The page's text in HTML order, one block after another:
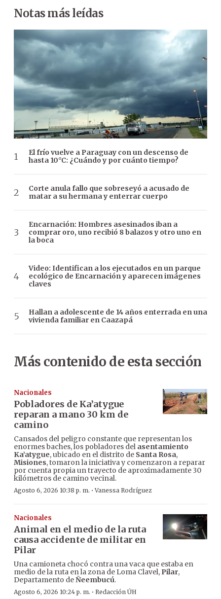
Notas más leídas
El frío vuelve a Paraguay con un descenso de
hasta 10°C: ¿Cuándo y por cuánto tiempo?
Corte anula fallo que sobreseyó a acusado de
matar a su hermana y enterrar cuerpo
Encarnación: Hombres asesinados iban a
comprar oro, uno recibió 8 balazos y otro uno en
la boca
Video: Identifican a los ejecutados en un parque
ecológico de Encarnación y aparecen imágenes
claves
Hallan a adolescente de 14 años enterrada en una
vivienda familiar en Caazapá
Más contenido de esta sección
Nacionales
Pobladores de Ka’atygue
reparan a mano 30 km de
camino
Cansados del peligro constante que representan los
enormes baches, los pobladores del asentamiento
Ka’atygue, ubicado en el distrito de Santa Rosa,
Misiones, tomaron la iniciativa y comenzaron a reparar
por cuenta propia un trayecto de aproximadamente 30
kilómetros de camino vecinal.
Agosto 6, 2026 10:38 p. m. ·Vanessa Rodríguez
Nacionales
Animal en el medio de la ruta
causa accidente de militar en
Pilar
Una camioneta chocó contra una vaca que estaba en
medio de la ruta en la zona de Loma Clavel, Pilar,
Departamento deÑeembucú.
Agosto 6, 2026 10:24 p. m. · Redacción ÚH